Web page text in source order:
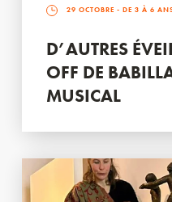
29 OCTOBRE - DE 3 À 6
D’AUTRES
OFF DE
MUSICAL